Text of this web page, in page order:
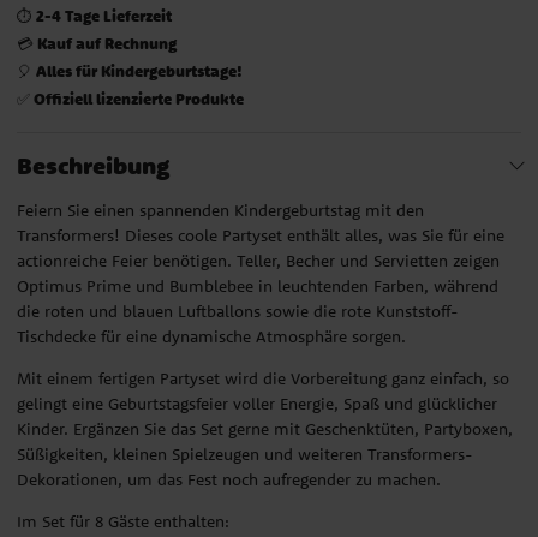
⏱️ 2-4 Tage Lieferzeit
💳 Kauf auf Rechnung
🎈 Alles für Kindergeburtstage!
✅ Offiziell lizenzierte Produkte
Beschreibung
Feiern Sie einen spannenden Kindergeburtstag mit den
Transformers! Dieses coole Partyset enthält alles, was Sie für eine
actionreiche Feier benötigen. Teller, Becher und Servietten zeigen
Optimus Prime und Bumblebee in leuchtenden Farben, während
die roten und blauen Luftballons sowie die rote Kunststoff-
Tischdecke für eine dynamische Atmosphäre sorgen.
Mit einem fertigen Partyset wird die Vorbereitung ganz einfach, so
gelingt eine Geburtstagsfeier voller Energie, Spaß und glücklicher
Kinder. Ergänzen Sie das Set gerne mit Geschenktüten, Partyboxen,
Süßigkeiten, kleinen Spielzeugen und weiteren Transformers-
Dekorationen, um das Fest noch aufregender zu machen.
Im Set für 8 Gäste enthalten: